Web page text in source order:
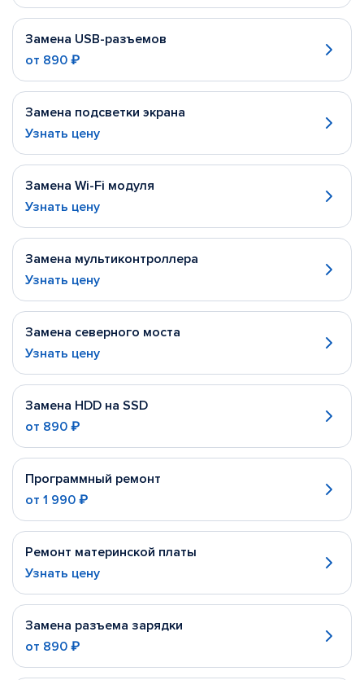
Замена USB-разъемов
от 890 ₽
Замена подсветки экрана
Узнать цену
Замена Wi-Fi модуля
Узнать цену
Замена мультиконтроллера
Узнать цену
Замена северного моста
Узнать цену
Замена HDD на SSD
от 890 ₽
Программный ремонт
от 1 990 ₽
Ремонт материнской платы
Узнать цену
Замена разъема зарядки
от 890 ₽